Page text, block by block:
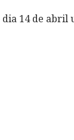
14 de abril